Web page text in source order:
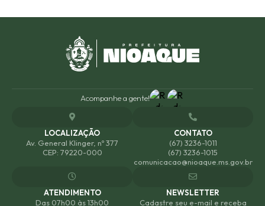
Acompanhe a gente!
LOCALIZAÇÃO
Av. General Klinger, nº 377
CEP: 79220-000
CONTATO
(67) 3236-1011
(67) 3236-1015
comunicacao@nioaque.ms.gov.br
ATENDIMENTO
Das 07h00 às 13h00
NEWSLETTER
Cadastre seu e-mail e receba